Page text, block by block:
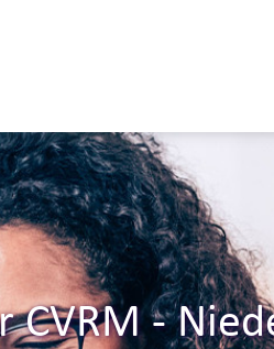
CVRM -